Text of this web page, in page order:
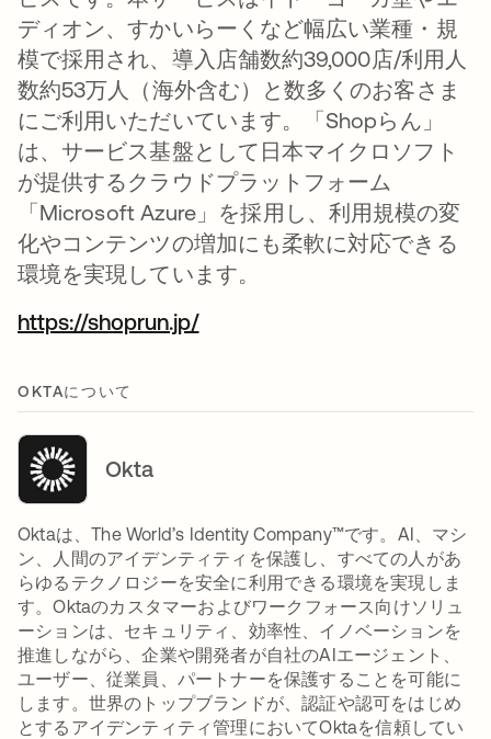
ディオン、すかいらーくなど幅広い業種・規
模で採用され、導入店舗数約39,000店/利用人
数約53万人（海外含む）と数多くのお客さま
にご利用いただいています。「Shopらん」
は、サービス基盤として日本マイクロソフト
が提供するクラウドプラットフォーム
「Microsoft Azure」を採用し、利用規模の変
化やコンテンツの増加にも柔軟に対応できる
環境を実現しています。
https://shoprun.jp/新しいタブで開く
OKTAについて
Okta
Oktaは、The World’s Identity Company™です。AI、マシ
ン、人間のアイデンティティを保護し、すべての人があ
らゆるテクノロジーを安全に利用できる環境を実現しま
す。Oktaのカスタマーおよびワークフォース向けソリュ
ーションは、セキュリティ、効率性、イノベーションを
推進しながら、企業や開発者が自社のAIエージェント、
ユーザー、従業員、パートナーを保護することを可能に
します。世界のトップブランドが、認証や認可をはじめ
とするアイデンティティ管理においてOktaを信頼してい